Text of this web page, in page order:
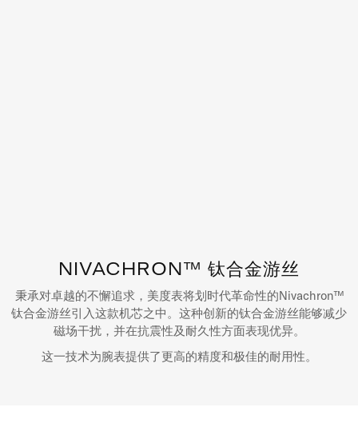
NIVACHRON™ 钛合金游丝
秉承对卓越的不懈追求，美度表将划时代革命性的Nivachron™
钛合金游丝引入这款机芯之中。这种创新的钛合金游丝能够减少
磁场干扰，并在抗震性及耐久性方面表现优异。
这一技术为腕表提供了更高的精度和极佳的耐用性。